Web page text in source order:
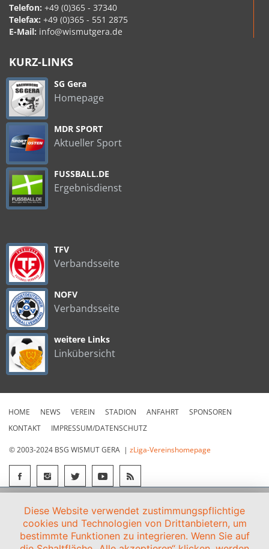
Telefon: +49 (0)365 - 37340
Telefax: +49 (0)365 - 551 2875
E-Mail: info@wismutgera.de
KURZ-LINKS
SG Gera
Homepage
MDR SPORT
Aktueller Sport
FUSSBALL.DE
Ergebnisdienst
TFV
Verbandsseite
NOFV
Verbandsseite
weitere Links
Linkübersicht
HOME NEWS VEREIN STADION ANFAHRT
SPONSOREN
KONTAKT
IMPRESSUM/DATENSCHUTZ
© 2003-2024 BSG WISMUT GERA | zLiga-Vereinshomepage
Diese Website verwendet zustimmungspflichtige
cookies und Technologien von Drittanbietern, um
bestimmte Funktionen zu integrieren. Wenn Sie auf